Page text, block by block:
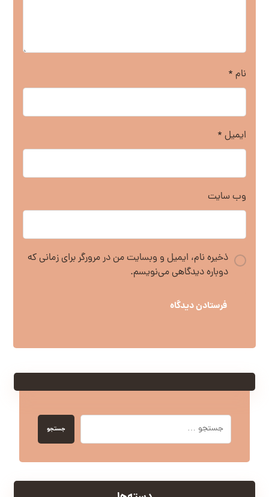
نام *
ایمیل *
وب‌ سایت
ذخیره نام، ایمیل و وبسایت من در مرورگر برای زمانی که
دوباره دیدگاهی می‌نویسم.
فرستادن دیدگاه
جستجو